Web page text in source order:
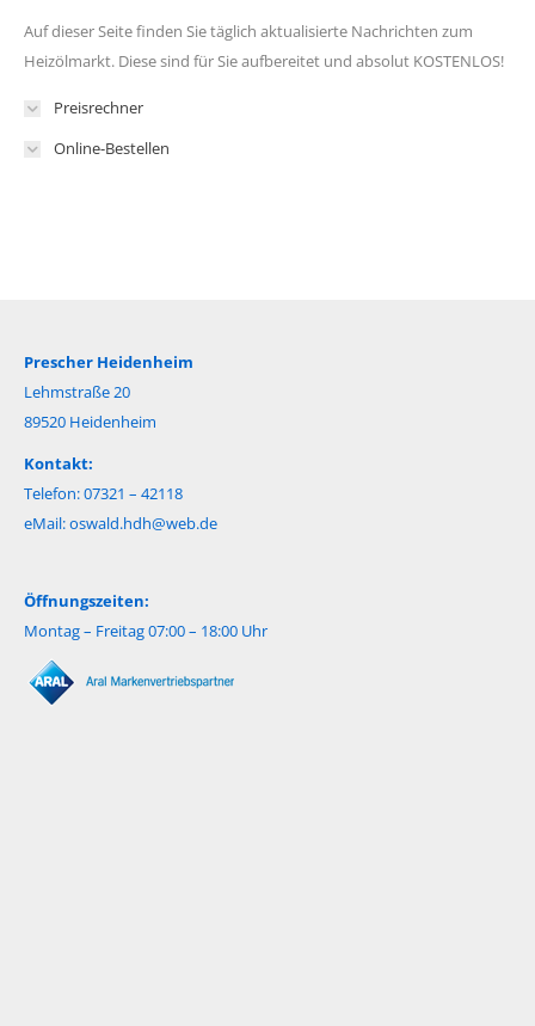
Auf dieser Seite finden Sie täglich aktualisierte Nachrichten zum
Heizölmarkt. Diese sind für Sie aufbereitet und absolut KOSTENLOS!
Preisrechner
Online-Bestellen
Prescher Heidenheim
Lehmstraße 20
89520 Heidenheim
Kontakt:
Telefon: 07321 – 42118
eMail:oswald.hdh@web.de
Öffnungszeiten:
Montag – Freitag 07:00 – 18:00 Uhr